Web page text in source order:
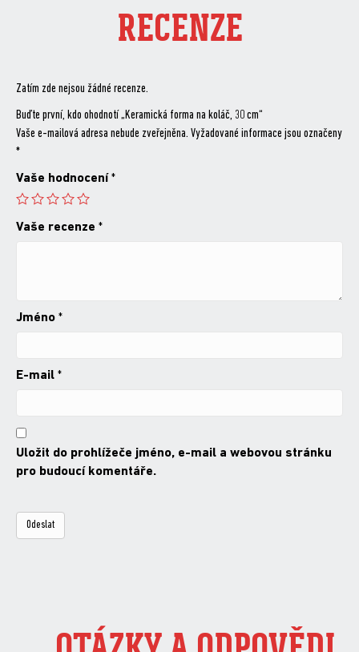
RECENZE
Zatím zde nejsou žádné recenze.
Buďte první, kdo ohodnotí „Keramická forma na koláč, 30 cm“
Vaše e-mailová adresa nebude zveřejněna. Vyžadované informace jsou označeny
*
Vaše hodnocení *
Vaše recenze *
Jméno *
E-mail *
Uložit do prohlížeče jméno, e-mail a webovou stránku
pro budoucí komentáře.